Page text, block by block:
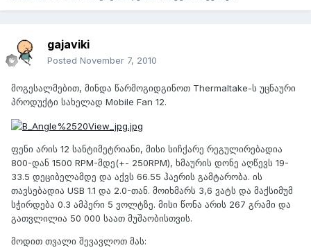
gajaviki
Posted November 7, 2010
მოგესალმებით, მინდა წარმოგიდგინოთ Thermaltake-ს უცნაური
პროდუქტი სახელად Mobile Fan 12.
ფენი არის 12 სანტიმეტრიანი, მისი სიჩქარე რეგულირებადია
800-დან 1500 RPM-მდე(+- 250RPM), ხმაურის დონე აღწევს 19-
33.5 დეციბელამდე და აქვს 66.55 ჰაერის გამტარობა. ის
თავსებადია USB 1.1 და 2.0-თან. მოიხმარს 3,6 ვატს და მაქსიმუმ
სჭირდება 0.3 ამპერი 5 ვოლტზე. მისი წონა არის 267 გრამი და
გათვლილია 50 000 საათ მუშაობისთვის.
მოდით თვალი შევავლოთ მას: